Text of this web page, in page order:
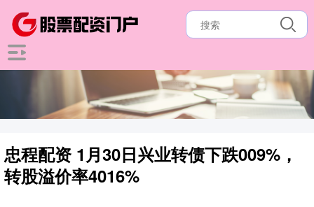
忠程配资 1月30日兴业转债下跌009%，
转股溢价率4016%